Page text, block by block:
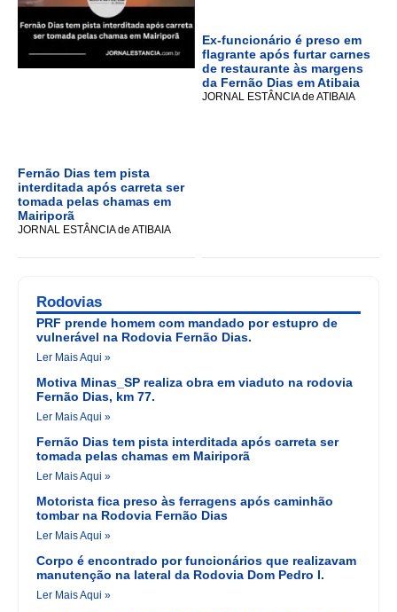
Fernão Dias tem pista
interditada após carreta ser
tomada pelas chamas em
Mairiporã
JORNAL ESTÂNCIA de ATIBAIA
Ex-funcionário é preso em
flagrante após furtar carnes
de restaurante às margens
da Fernão Dias em Atibaia
JORNAL ESTÂNCIA de ATIBAIA
Rodovias
PRF prende homem com mandado por estupro de
vulnerável na Rodovia Fernão Dias.
Ler Mais Aqui »
Motiva Minas_SP realiza obra em viaduto na rodovia
Fernão Dias, km 77.
Ler Mais Aqui »
Fernão Dias tem pista interditada após carreta ser
tomada pelas chamas em Mairiporã
Ler Mais Aqui »
Motorista fica preso às ferragens após caminhão
tombar na Rodovia Fernão Dias
Ler Mais Aqui »
Corpo é encontrado por funcionários que realizavam
manutenção na lateral da Rodovia Dom Pedro I.
Ler Mais Aqui »